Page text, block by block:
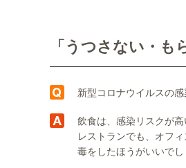
「うつさない・
新型コロナウイルスの
飲食は、感染リスクが高
レストランでも、オフ
毒をしたほうがいいでし